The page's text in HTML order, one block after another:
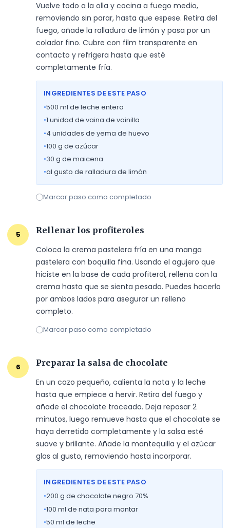
Vuelve todo a la olla y cocina a fuego medio,
removiendo sin parar, hasta que espese. Retira del
fuego, añade la ralladura de limón y pasa por un
colador fino. Cubre con film transparente en
contacto y refrigera hasta que esté
completamente fría.
INGREDIENTES DE ESTE PASO
•500 ml de leche entera
•1 unidad de vaina de vainilla
•4 unidades de yema de huevo
•100 g de azúcar
•30 g de maicena
•al gusto de ralladura de limón
Marcar paso como completado
5
Rellenar los profiteroles
Coloca la crema pastelera fría en una manga
pastelera con boquilla fina. Usando el agujero que
hiciste en la base de cada profiterol, rellena con la
crema hasta que se sienta pesado. Puedes hacerlo
por ambos lados para asegurar un relleno
completo.
Marcar paso como completado
6
Preparar la salsa de chocolate
En un cazo pequeño, calienta la nata y la leche
hasta que empiece a hervir. Retira del fuego y
añade el chocolate troceado. Deja reposar 2
minutos, luego remueve hasta que el chocolate se
haya derretido completamente y la salsa esté
suave y brillante. Añade la mantequilla y el azúcar
glas al gusto, removiendo hasta incorporar.
INGREDIENTES DE ESTE PASO
•200 g de chocolate negro 70%
•100 ml de nata para montar
•50 ml de leche